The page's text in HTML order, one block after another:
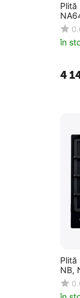
Plită
în
4
Plită
NB,